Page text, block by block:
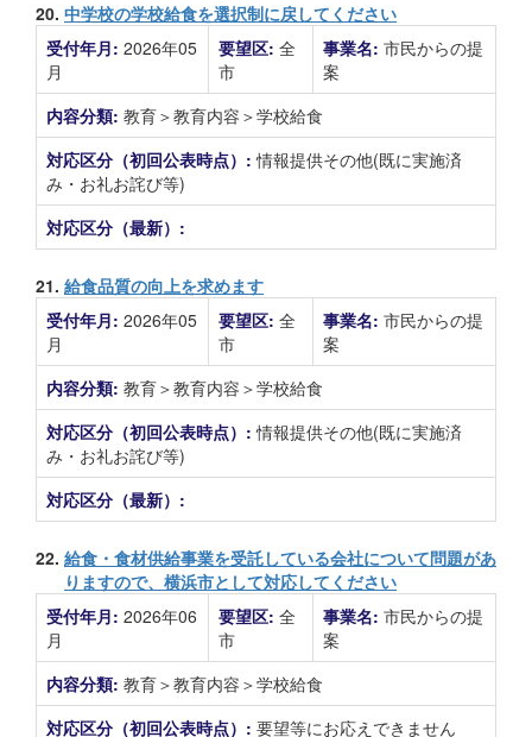
20. 中学校の学校給食を選択制に戻してください
受付年月: 2026年05
月
要望区: 全
市
事業名: 市民からの提
案
内容分類: 教育＞教育内容＞学校給食
対応区分（初回公表時点）:情報提供その他(既に実施済
み・お礼お詫び等)
対応区分（最新）:
21. 給食品質の向上を求めます
受付年月: 2026年05
月
要望区: 全
市
事業名: 市民からの提
案
内容分類: 教育＞教育内容＞学校給食
対応区分（初回公表時点）:情報提供その他(既に実施済
み・お礼お詫び等)
対応区分（最新）:
22. 給食・食材供給事業を受託している会社について問題があ
りますので、横浜市として対応してください
受付年月: 2026年06
月
要望区: 全
市
事業名: 市民からの提
案
内容分類: 教育＞教育内容＞学校給食
対応区分（初回公表時点）: 要望等にお応えできません